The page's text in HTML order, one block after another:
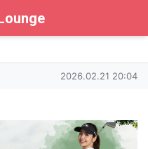
작성일
2026.02.21 20:04